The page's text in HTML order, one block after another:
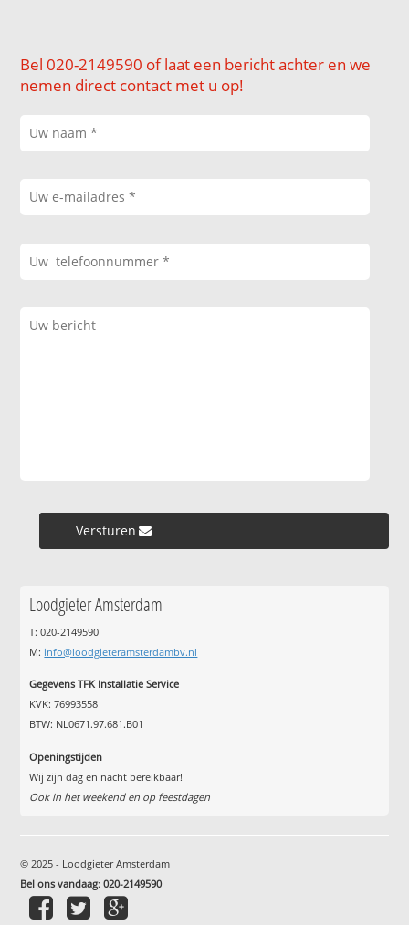
Bel 020-2149590 of laat een bericht achter en we
nemen direct contact met u op!
Versturen »
Loodgieter Amsterdam
T: 020-2149590
M: info@loodgieteramsterdambv.nl
Gegevens TFK Installatie Service
KVK: 76993558
BTW: NL0671.97.681.B01
Openingstijden
Wij zijn dag en nacht bereikbaar!
Ook in het weekend en op feestdagen
© 2025 - Loodgieter Amsterdam
Bel ons vandaag:020-2149590